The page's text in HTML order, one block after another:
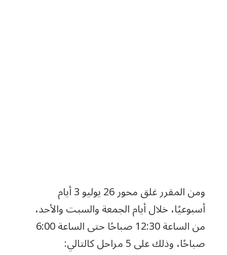
ومن المقرر غلق محور 26 يوليو 3 أيام
أسبوعيًا، خلال أيام الجمعة والسبت والأحد،
من الساعة 12:30 صباحًا حتى الساعة 6:00
صباحًا، وذلك على 5 مراحل كالتالي: